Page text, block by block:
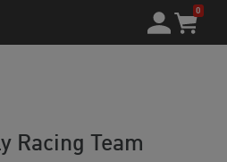
0
Racing Team